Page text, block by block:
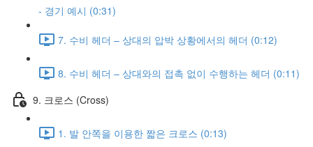
- 경기 예시 (0:31)
7. 수비 헤더 – 상대의 압박 상황에서의 헤더 (0:12)
8. 수비 헤더 – 상대와의 접촉 없이 수행하는 헤더 (0:11)
9. 크로스 (Cross)
1. 발 안쪽을 이용한 짧은 크로스 (0:13)